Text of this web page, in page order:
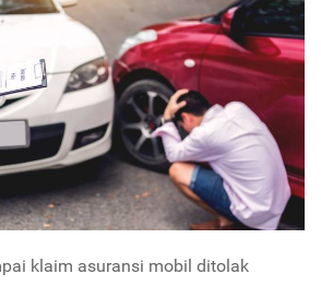
klaim asuransi mobil ditolak